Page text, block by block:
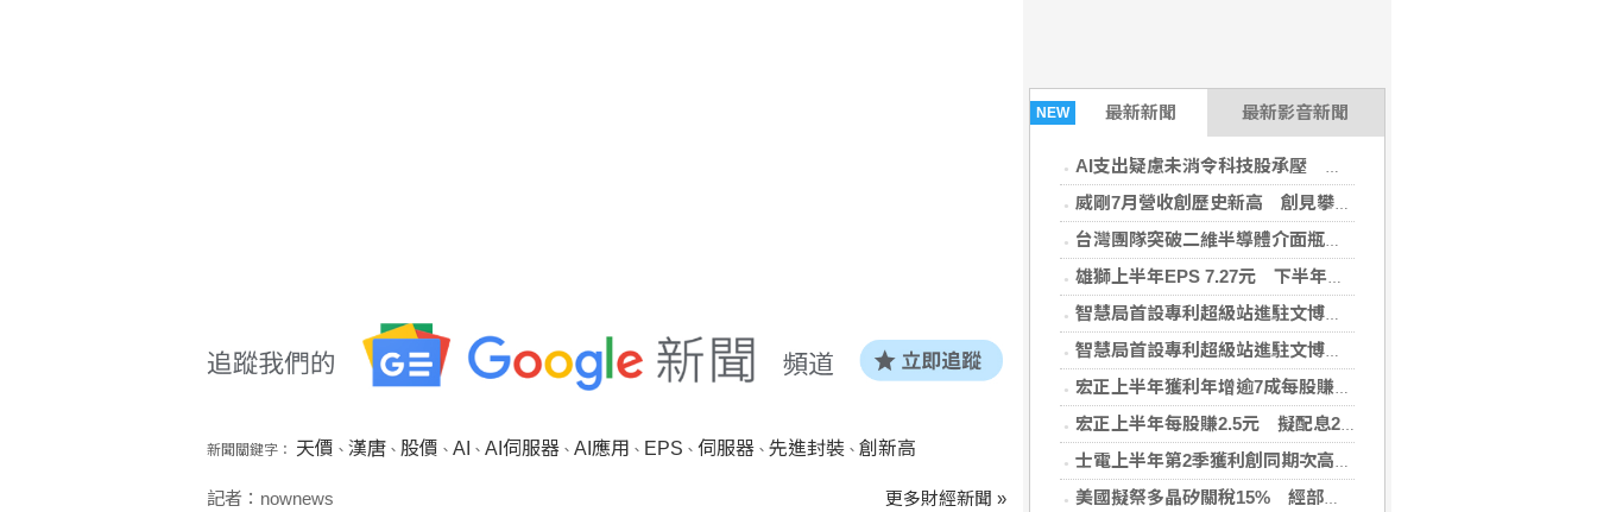
NEW 最新新聞 最新影音新聞
AI支出疑慮未消令科技股承壓 亞股多收低
威剛7月營收創歷史新高 創見攀同期高點
台灣團隊突破二維半導體介面瓶頸 成果登國際頂尖期刊
雄獅上半年EPS 7.27元 下半年營收獲利可期
智慧局首設專利超級站進駐文博會 助業者布局智財權
智慧局首設專利超級站進駐文博會 助業者布局智財權
宏正上半年獲利年增逾7成每股賺2.5元 擬配息2.3元
宏正上半年每股賺2.5元 擬配息2.3元
士電上半年第2季獲利創同期次高 看好AIDC拉貨需求
美國擬祭多晶矽關稅15% 經部：尚待公告適用範圍
新聞關鍵字： 天價 、 漢唐、 股價 、 AI 、 AI伺服器、 AI應用 、 EPS 、 伺服器、 先進封裝、 創新高
記者：nownews 更多財經新聞 »